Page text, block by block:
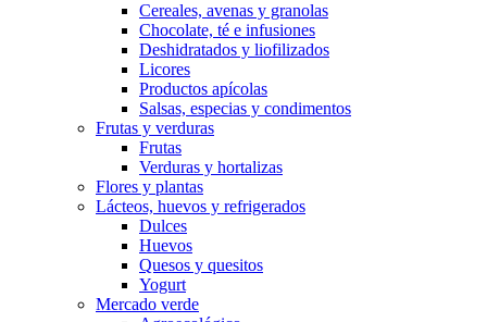
Cereales, avenas y granolas
Chocolate, té e infusiones
Deshidratados y liofilizados
Licores
Productos apícolas
Salsas, especias y condimentos
Frutas y verduras
Frutas
Verduras y hortalizas
Flores y plantas
Lácteos, huevos y refrigerados
Dulces
Huevos
Quesos y quesitos
Yogurt
Mercado verde